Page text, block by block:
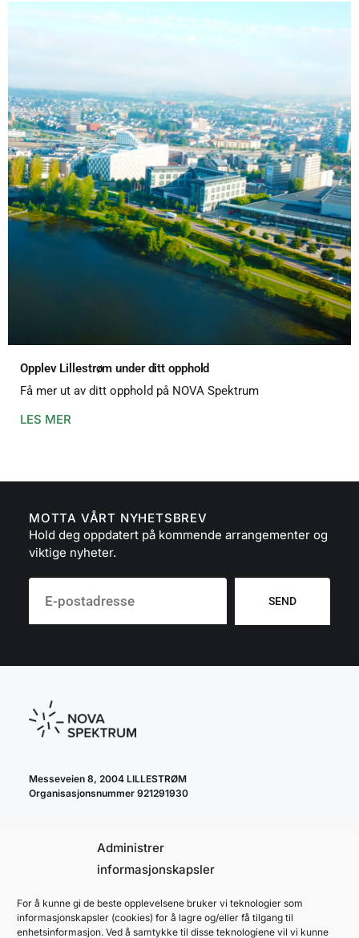
Administrer
informasjonskapsler
For å kunne gi de beste opplevelsene bruker vi teknologier som
informasjonskapsler (cookies) for å lagre og/eller få tilgang til
enhetsinformasjon. Ved å samtykke til disse teknologiene vil vi kunne
Opplev Lillestrøm under ditt opphold
Få mer ut av ditt opphold på NOVA Spektrum
LES MER
MOTTA VÅRT NYHETSBREV
Hold deg oppdatert på kommende arrangementer og
viktige nyheter.
SEND
Messeveien 8, 2004 LILLESTRØM
Organisasjonsnummer 921291930
cookie policy
personvernerklæring